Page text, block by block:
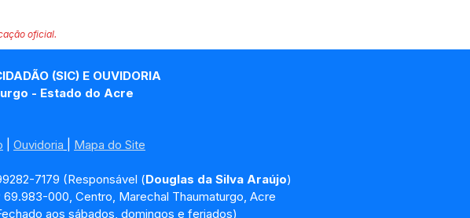
oficial.
(SIC) E OUVIDORIA
- Estado do Acre
Ouvidoria Mapa do Site
7179 (Responsável (Douglas da Silva Araújo)
69.983-000, Centro, Marechal Thaumaturgo, Acre
aos sábados, domingos e feriados)